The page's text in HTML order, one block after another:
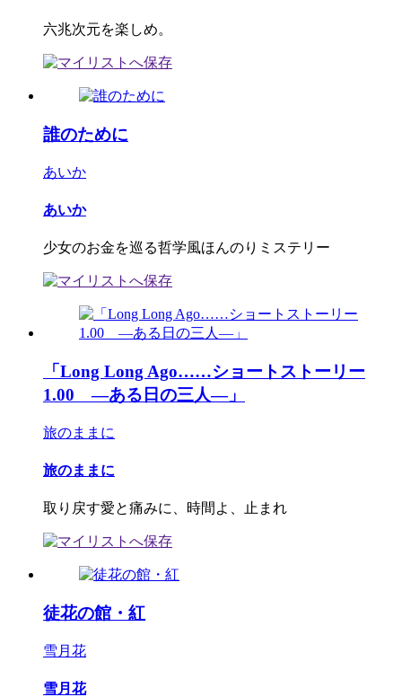
六兆次元を楽しめ。
誰のために
あいか
あいか
少女のお金を巡る哲学風ほんのりミステリー
「Long Long Ago……ショートストーリー
1.00 ―ある日の三人―」
旅のままに
旅のままに
取り戻す愛と痛みに、時間よ、止まれ
徒花の館・紅
雪月花
雪月花